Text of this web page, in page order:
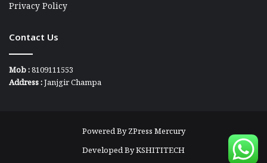
Privacy Policy
Contact Us
Mob :8109111553
Address :Janjgir Champa
Powered ByZPress Mercury
Developed ByKSHITITECH